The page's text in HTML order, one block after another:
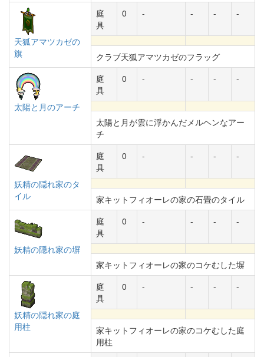
天狐アマツカゼの
旗
庭
具
0 - - - -
クラブ天狐アマツカゼのフラッグ
太陽と月のアーチ
庭
具
0 - - - -
太陽と月が雲に浮かんだメルヘンなアー
チ
妖精の隠れ家のタ
イル
庭
具
0 - - - -
家キットフィオーレの家の石畳のタイル
妖精の隠れ家の塀
庭
具
0 - - - -
家キットフィオーレの家のコケむした塀
妖精の隠れ家の庭
用柱
庭
具
0 - - - -
家キットフィオーレの家のコケむした庭
用柱